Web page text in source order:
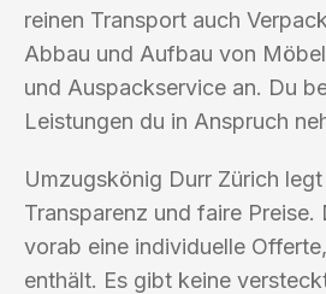
reinen Transport auch
Abbau und Aufbau von
und Auspackservice an. Du
Leistungen du in Anspruch
Umzugskönig Durr Zürich
Transparenz und faire Preise.
vorab eine individuelle
enthält. Es gibt keine